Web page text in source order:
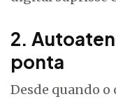
2.
ponta
Desde quando